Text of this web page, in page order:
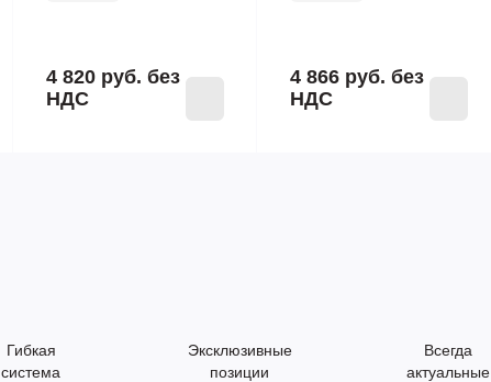
4 820 руб. без
НДС
4 866 руб. без
НДС
Гибкая
система
Эксклюзивные
позиции
Всегда
актуальные